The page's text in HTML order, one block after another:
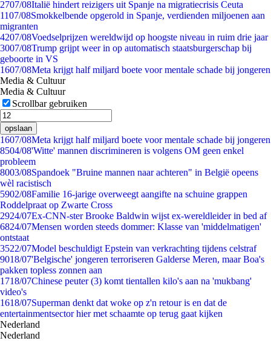
2707/08Italië hindert reizigers uit Spanje na migratiecrisis Ceuta
1107/08Smokkelbende opgerold in Spanje, verdienden miljoenen aan
migranten
4207/08Voedselprijzen wereldwijd op hoogste niveau in ruim drie jaar
3007/08Trump grijpt weer in op automatisch staatsburgerschap bij
geboorte in VS
1607/08Meta krijgt half miljard boete voor mentale schade bij jongeren
Media & Cultuur
Media & Cultuur
Scrollbar gebruiken
opslaan
1607/08Meta krijgt half miljard boete voor mentale schade bij jongeren
8504/08'Witte' mannen discrimineren is volgens OM geen enkel
probleem
8003/08Spandoek "Bruine mannen naar achteren" in België opeens
wèl racistisch
5902/08Familie 16-jarige overweegt aangifte na schuine grappen
Roddelpraat op Zwarte Cross
2924/07Ex-CNN-ster Brooke Baldwin wijst ex-wereldleider in bed af
6824/07Mensen worden steeds dommer: Klasse van 'middelmatigen'
ontstaat
3522/07Model beschuldigt Epstein van verkrachting tijdens celstraf
9018/07'Belgische' jongeren terroriseren Galderse Meren, maar Boa's
pakken topless zonnen aan
1718/07Chinese peuter (3) komt tientallen kilo's aan na 'mukbang'
video's
1618/07Superman denkt dat woke op z'n retour is en dat de
entertainmentsector hier met schaamte op terug gaat kijken
Nederland
Nederland